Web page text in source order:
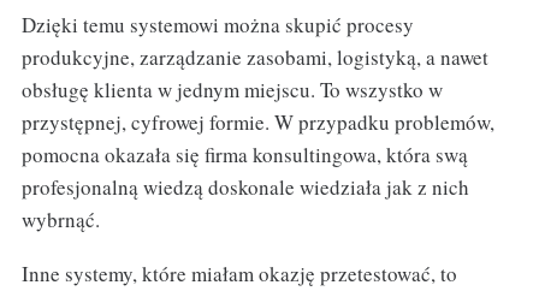
Dzięki temu systemowi można skupić procesy
produkcyjne, zarządzanie zasobami, logistyką, a nawet
obsługę klienta w jednym miejscu. To wszystko w
przystępnej, cyfrowej formie. W przypadku problemów,
pomocna okazała się firma konsultingowa, która swą
profesjonalną wiedzą doskonale wiedziała jak z nich
wybrnąć.
Inne systemy, które miałam okazję przetestować, to